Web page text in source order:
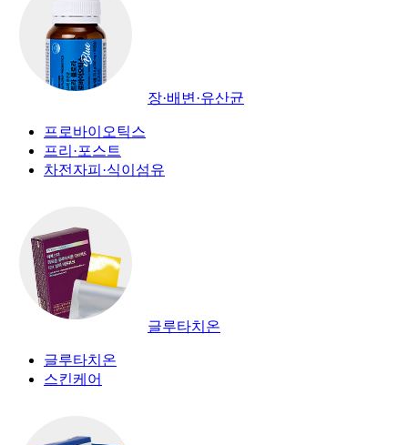
장·배변·유산균
프로바이오틱스
프리·포스트
차전자피·식이섬유
글루타치온
글루타치온
스킨케어